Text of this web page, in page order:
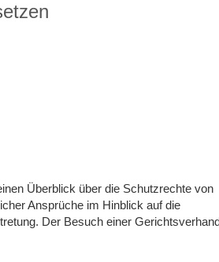
Überblick über die Schutzrechte von
Ansprüche im Hinblick auf die
Der Besuch einer